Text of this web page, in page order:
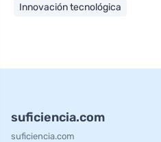
Innovación tecnológica
suficiencia.com
suficiencia.com